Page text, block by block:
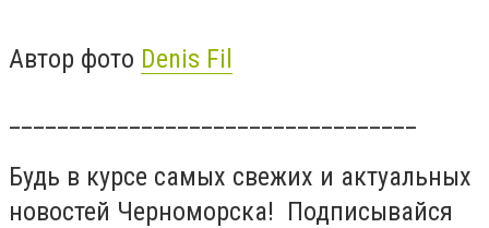
Автор фото Denis Fil
Будь в курсе самых свежих и актуальных
новостей Черноморска! Подписывайся